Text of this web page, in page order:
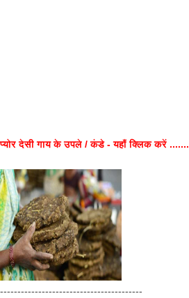
प्योर देसी गाय के उपले / कंडे - यहाँ क्लिक करें .......
-----------------------------------------